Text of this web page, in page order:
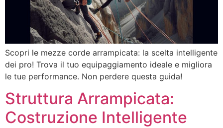
Scopri le mezze corde arrampicata: la scelta intelligente
dei pro! Trova il tuo equipaggiamento ideale e migliora
le tue performance. Non perdere questa guida!
Struttura Arrampicata:
Costruzione Intelligente